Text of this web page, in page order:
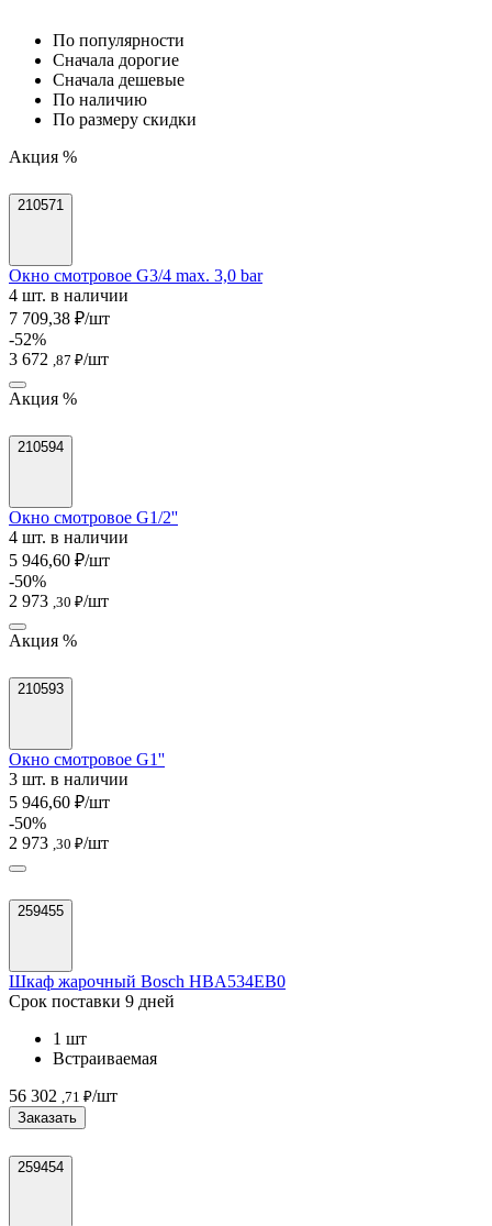
По популярности
Cначала дорогие
Cначала дешевые
По наличию
По размеру скидки
Акция %
210571
Окно смотровое G3/4 max. 3,0 bar
4 шт. в наличии
7 709,38 ₽/шт
-52%
3 672 ,87 ₽/шт
Акция %
210594
Окно смотровое G1/2''
4 шт. в наличии
5 946,60 ₽/шт
-50%
2 973 ,30 ₽/шт
Акция %
210593
Окно смотровое G1''
3 шт. в наличии
5 946,60 ₽/шт
-50%
2 973 ,30 ₽/шт
259455
Шкаф жарочный Bosch HBA534EB0
Срок поставки 9 дней
1 шт
Встраиваемая
56 302 ,71 ₽/шт
Заказать
259454